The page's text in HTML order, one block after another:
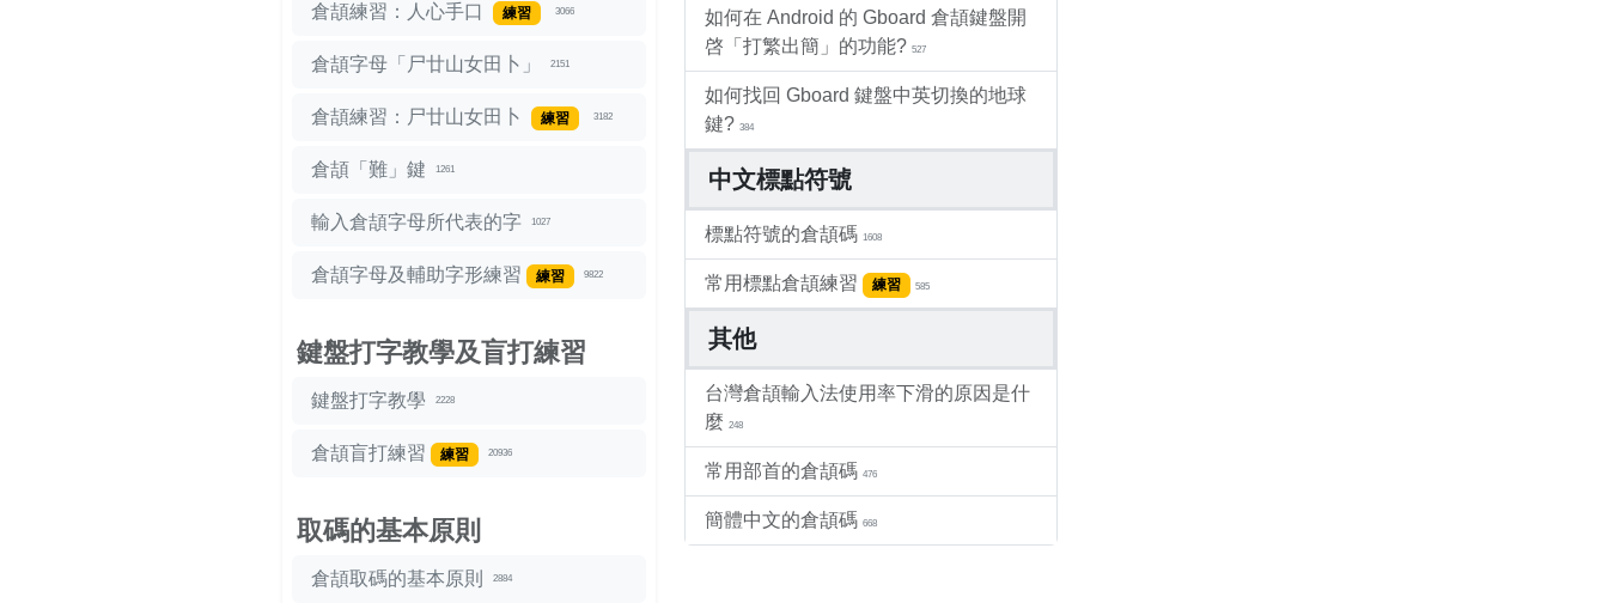
倉頡練習：人心手口 練習 3066
倉頡字母「尸廿山女田卜」 2151
倉頡練習：尸廿山女田卜 練習 3182
倉頡「難」鍵 1261
輸入倉頡字母所代表的字 1027
倉頡字母及輔助字形練習 練習 9822
鍵盤打字教學及盲打練習
鍵盤打字教學 2228
倉頡盲打練習 練習 20936
取碼的基本原則
倉頡取碼的基本原則 2884
如何在 Android 的 Gboard 倉頡鍵盤開
啓「打繁出簡」的功能? 527
如何找回 Gboard 鍵盤中英切換的地球
鍵? 384
中文標點符號
標點符號的倉頡碼 1608
常用標點倉頡練習 練習 585
其他
台灣倉頡輸入法使用率下滑的原因是什
麼 248
常用部首的倉頡碼 476
簡體中文的倉頡碼 668